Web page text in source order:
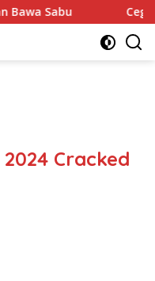
Cegah Kejahatan
Cracked